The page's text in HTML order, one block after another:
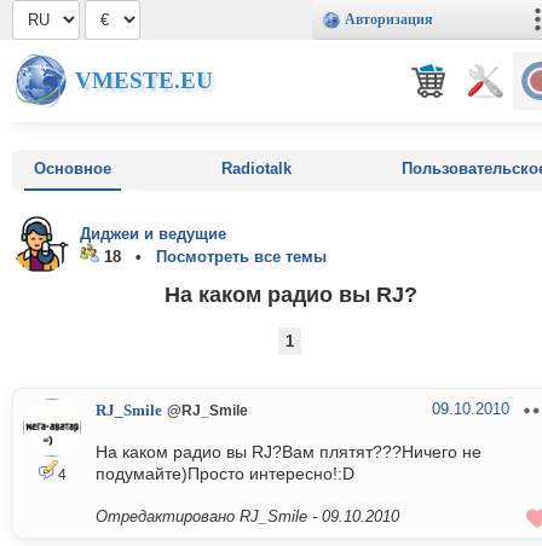
Авторизация
VMESTE.EU
Основное Radiotalk
Диджеи и ведущие
18 •
Посмотреть все темы
На каком радио вы RJ?
1
4
RJ_Smile @RJ_Smile 09.10.2010
На каком радио вы RJ?Вам плятят???Ничего не
подумайте)Просто интересно!:D
Отредактировано RJ_Smile - 09.10.2010